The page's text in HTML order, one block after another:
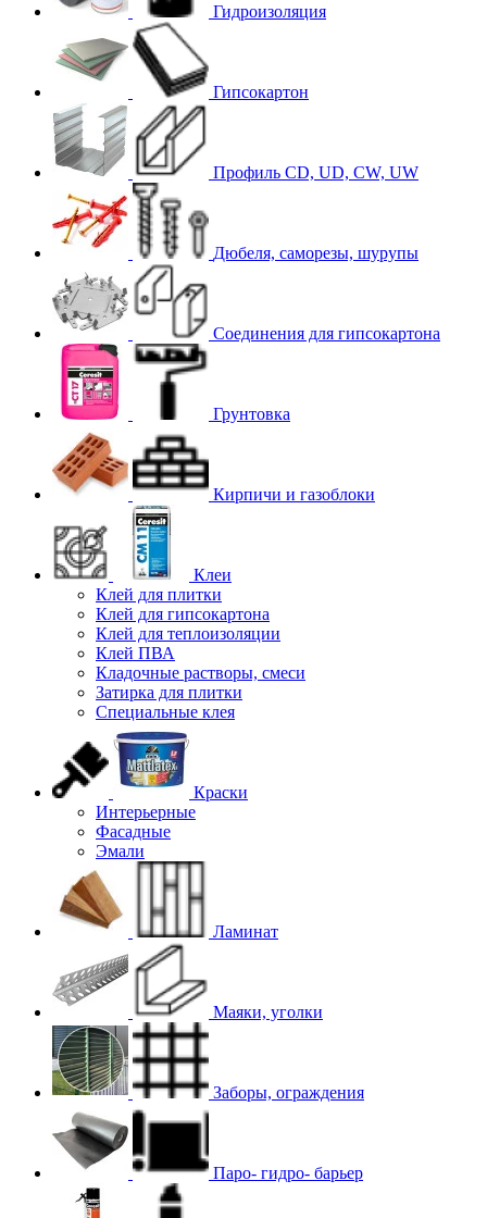
Гидроизоляция
Гипсокартон
Профиль CD, UD, CW, UW
Дюбеля, саморезы, шурупы
Соединения для гипcокартона
Грунтовка
Кирпичи и газоблоки
Клеи
Клей для плитки
Клей для гипсокартона
Клей для теплоизоляции
Клей ПВА
Кладочные растворы, смеси
Затирка для плитки
Специальные клея
Краски
Интерьерные
Фасадные
Эмали
Ламинат
Маяки, уголки
Заборы, ограждения
Паро- гидро- барьер